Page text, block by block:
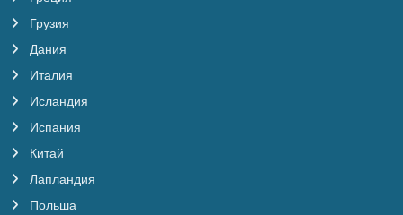
Грузия
Дания
Италия
Исландия
Испания
Китай
Лапландия
Польша